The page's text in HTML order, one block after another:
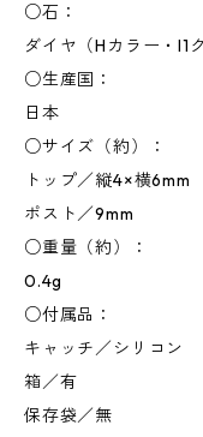
○石：
ダイヤ（Hカラー・I1
○生産国：
日本
○サイズ（約）：
トップ／縦4×横6mm
ポスト／9mm
○重量（約）：
0.4g
○付属品：
キャッチ／シリコン
箱／有
保存袋／無